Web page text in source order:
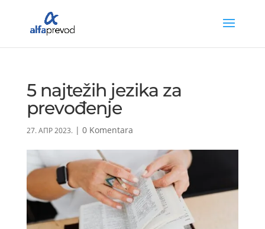
5 najtežih jezika za
prevođenje
27. АПР 2023.| 0 Komentara